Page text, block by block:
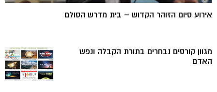
אירוע סיום הזוהר הקדוש – בית מדרש הסולם
מגוון קורסים נבחרים בתורת הקבלה ונפש
האדם